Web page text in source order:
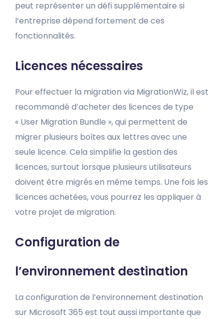
peut représenter un défi supplémentaire si
l’entreprise dépend fortement de ces
fonctionnalités.
Licences nécessaires
Pour effectuer la migration via MigrationWiz, il est
recommandé d’acheter des licences de type
« User Migration Bundle », qui permettent de
migrer plusieurs boîtes aux lettres avec une
seule licence. Cela simplifie la gestion des
licences, surtout lorsque plusieurs utilisateurs
doivent être migrés en même temps. Une fois les
licences achetées, vous pourrez les appliquer à
votre projet de migration.
Configuration de
l’environnement destination
La configuration de l’environnement destination
sur Microsoft 365 est tout aussi importante que